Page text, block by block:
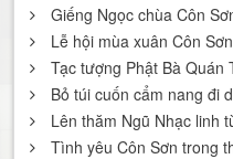
Giếng Ngọc chùa Côn
Lễ hội mùa xuân Côn
Tạc tượng Phật Bà Quán
Bỏ túi cuốn cẩm nang đi
Lên thăm Ngũ Nhạc linh
Tình yêu Côn Sơn trong